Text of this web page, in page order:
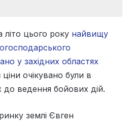
цього року найвищу
у західних областях
очікувано були в
ведення бойових дій.
землі Євген